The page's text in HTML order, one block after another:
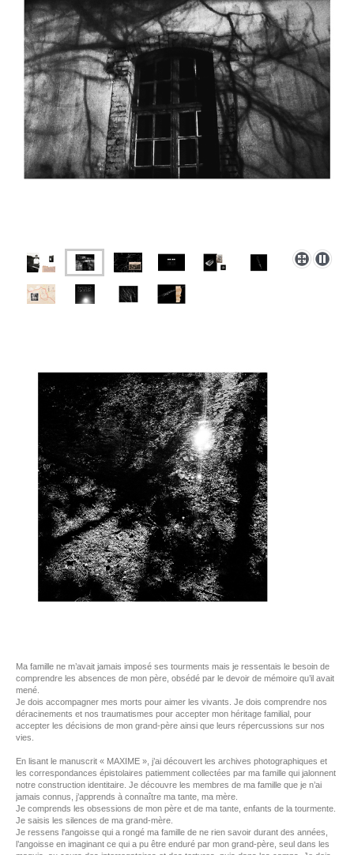
Ma famille ne m’avait jamais imposé ses tourments mais je ressentais le besoin de
comprendre les absences de mon père, obsédé par le devoir de mémoire qu’il avait
mené.
Je dois accompagner mes morts pour aimer les vivants. Je dois comprendre nos
déracinements et nos traumatismes pour accepter mon héritage familial, pour
accepter les décisions de mon grand-père ainsi que leurs répercussions sur nos
vies.
En lisant le manuscrit « MAXIME », j’ai découvert les archives photographiques et
les correspondances épistolaires patiemment collectées par ma famille qui jalonnent
notre construction identitaire. Je découvre les membres de ma famille que je n’ai
jamais connus, j’apprends à connaître ma tante, ma mère.
Je comprends les obsessions de mon père et de ma tante, enfants de la tourmente.
Je saisis les silences de ma grand-mère.
Je ressens l'angoisse qui a rongé ma famille de ne rien savoir durant des années,
l’angoisse en imaginant ce qui a pu être enduré par mon grand-père, seul dans les